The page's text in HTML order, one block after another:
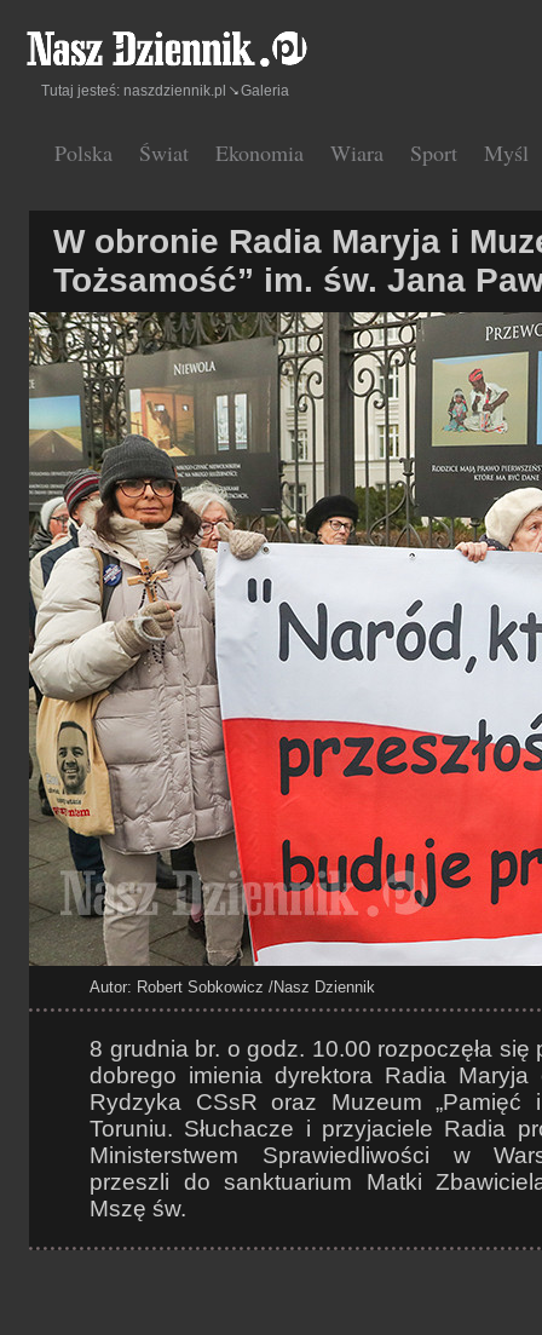
Polska Świat Ekonomia Wiara Sport Myśl
Tutaj jesteś: naszdziennik.pl Galeria
W obronie Radia Maryja i
Tożsamość” im. św. Jana
Autor: Robert Sobkowicz /Nasz Dziennik
8 grudnia br. o godz. 10.00 rozpoczęła się
dobrego imienia dyrektora Radia Maryja
Rydzyka CSsR oraz Muzeum „Pamięć
Toruniu. Słuchacze i przyjaciele Radia
Ministerstwem Sprawiedliwości w
przeszli do sanktuarium Matki
Mszę św.